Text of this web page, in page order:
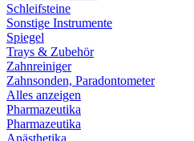
Schleifsteine
Sonstige Instrumente
Spiegel
Trays & Zubehör
Zahnreiniger
Zahnsonden, Paradontometer
Alles anzeigen
Pharmazeutika
Pharmazeutika
Anästhetika